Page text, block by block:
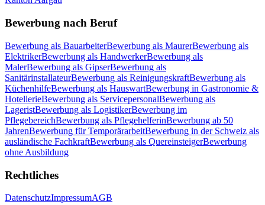
Bewerbung nach Beruf
Bewerbung als BauarbeiterBewerbung als MaurerBewerbung als
ElektrikerBewerbung als HandwerkerBewerbung als
MalerBewerbung als GipserBewerbung als
SanitärinstallateurBewerbung als ReinigungskraftBewerbung als
KüchenhilfeBewerbung als HauswartBewerbung in Gastronomie &
HotellerieBewerbung als ServicepersonalBewerbung als
LageristBewerbung als LogistikerBewerbung im
PflegebereichBewerbung als PflegehelferinBewerbung ab 50
JahrenBewerbung für TemporärarbeitBewerbung in der Schweiz als
ausländische FachkraftBewerbung als QuereinsteigerBewerbung
ohne Ausbildung
Rechtliches
DatenschutzImpressumAGB